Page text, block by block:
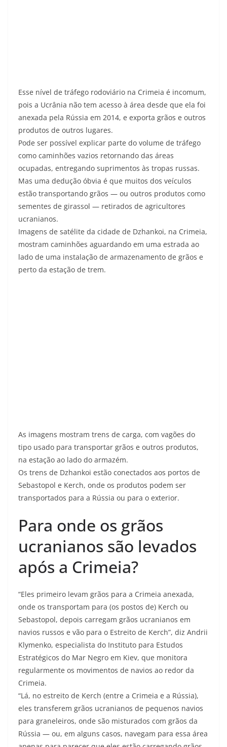
Esse nível de tráfego rodoviário na Crimeia é incomum,
pois a Ucrânia não tem acesso à área desde que ela foi
anexada pela Rússia em 2014, e exporta grãos e outros
produtos de outros lugares.
Pode ser possível explicar parte do volume de tráfego
como caminhões vazios retornando das áreas
ocupadas, entregando suprimentos às tropas russas.
Mas uma dedução óbvia é que muitos dos veículos
estão transportando grãos — ou outros produtos como
sementes de girassol — retirados de agricultores
ucranianos.
Imagens de satélite da cidade de Dzhankoi, na Crimeia,
mostram caminhões aguardando em uma estrada ao
lado de uma instalação de armazenamento de grãos e
perto da estação de trem.
As imagens mostram trens de carga, com vagões do
tipo usado para transportar grãos e outros produtos,
na estação ao lado do armazém.
Os trens de Dzhankoi estão conectados aos portos de
Sebastopol e Kerch, onde os produtos podem ser
transportados para a Rússia ou para o exterior.
Para onde os grãos
ucranianos são levados
após a Crimeia?
“Eles primeiro levam grãos para a Crimeia anexada,
onde os transportam para (os postos de) Kerch ou
Sebastopol, depois carregam grãos ucranianos em
navios russos e vão para o Estreito de Kerch”, diz Andrii
Klymenko, especialista do Instituto para Estudos
Estratégicos do Mar Negro em Kiev, que monitora
regularmente os movimentos de navios ao redor da
Crimeia.
“Lá, no estreito de Kerch (entre a Crimeia e a Rússia),
eles transferem grãos ucranianos de pequenos navios
para graneleiros, onde são misturados com grãos da
Rússia — ou, em alguns casos, navegam para essa área